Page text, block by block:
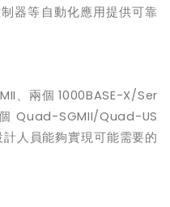
器等自動化應用提供可靠
、兩個 1000BASE-X/Ser
Quad-SGMII/Quad-US
人員能夠實現可能需要的